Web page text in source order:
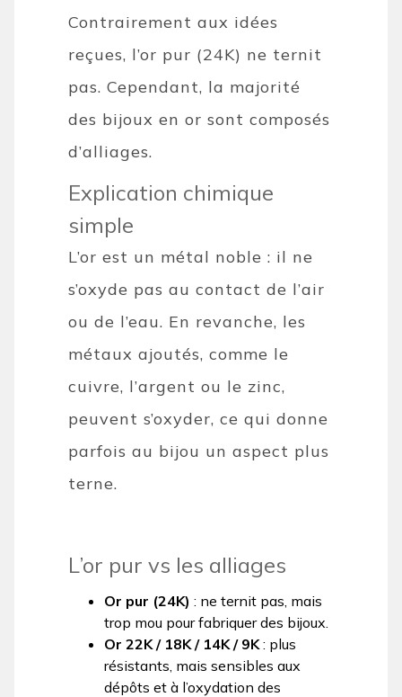
Contrairement aux idées
reçues, l’or pur (24K) ne ternit
pas. Cependant, la majorité
des bijoux en or sont composés
d’alliages.
Explication chimique
simple
L’or est un métal noble : il ne
s’oxyde pas au contact de l’air
ou de l’eau. En revanche, les
métaux ajoutés, comme le
cuivre, l’argent ou le zinc,
peuvent s’oxyder, ce qui donne
parfois au bijou un aspect plus
terne.
L’or pur vs les alliages
Or pur (24K) : ne ternit pas, mais
trop mou pour fabriquer des bijoux.
Or 22K / 18K / 14K / 9K: plus
résistants, mais sensibles aux
dépôts et à l’oxydation des